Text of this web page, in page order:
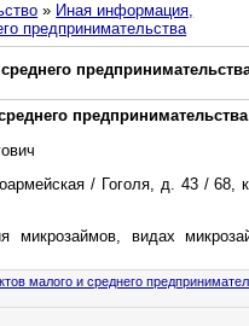
» Иная информация,
предпринимательства
предпринимательства
/ Гоголя, д. 43 / 68,
микрозаймов, видах
малого и среднего